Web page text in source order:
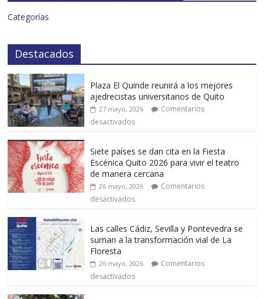
Categorías
Destacados
Plaza El Quinde reunirá a los mejores
ajedrecistas universitarios de Quito
27 mayo, 2026
Comentarios
desactivados
Siete países se dan cita en la Fiesta
Escénica Quito 2026 para vivir el teatro
de manera cercana
26 mayo, 2026
Comentarios
desactivados
Las calles Cádiz, Sevilla y Pontevedra se
suman a la transformación vial de La
Floresta
26 mayo, 2026
Comentarios
desactivados